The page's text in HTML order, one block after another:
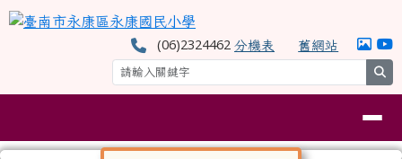
跳至主內容區
臺南市永康區永康國民小學
(06)2324462分機表 舊網站